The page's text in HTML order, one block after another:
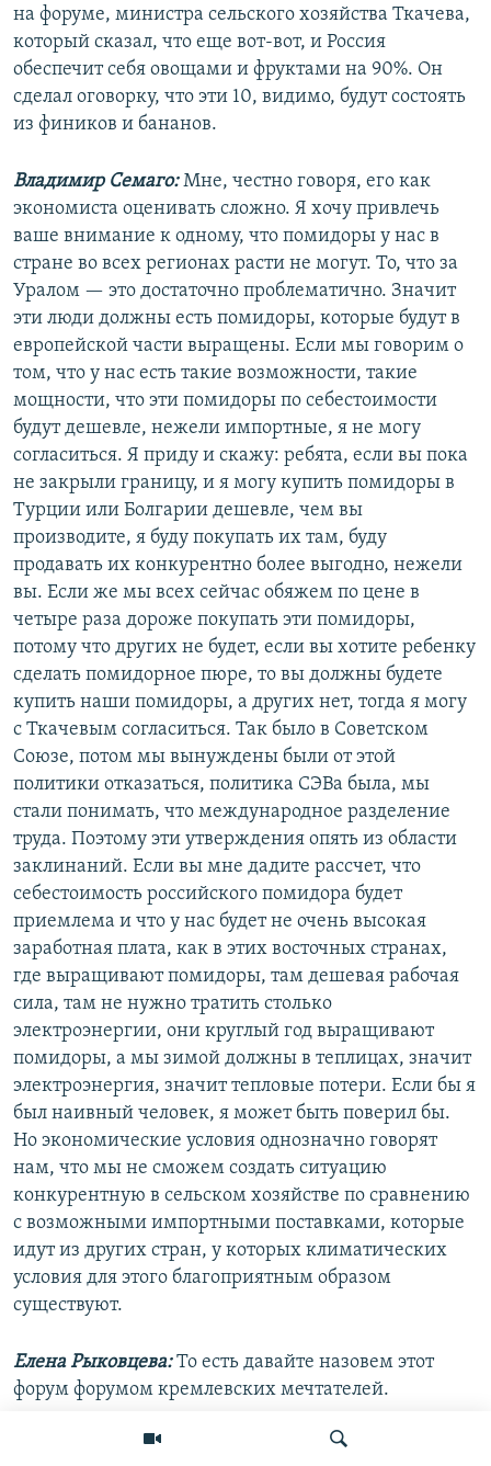
на форуме, министра сельского хозяйства Ткачева,
который сказал, что еще вот-вот, и Россия
обеспечит себя овощами и фруктами на 90%. Он
сделал оговорку, что эти 10, видимо, будут состоять
из фиников и бананов.
Владимир Семаго:Мне, честно говоря, его как
экономиста оценивать сложно. Я хочу привлечь
ваше внимание к одному, что помидоры у нас в
стране во всех регионах расти не могут. То, что за
Уралом — это достаточно проблематично. Значит
эти люди должны есть помидоры, которые будут в
европейской части выращены. Если мы говорим о
том, что у нас есть такие возможности, такие
мощности, что эти помидоры по себестоимости
будут дешевле, нежели импортные, я не могу
согласиться. Я приду и скажу: ребята, если вы пока
не закрыли границу, и я могу купить помидоры в
Турции или Болгарии дешевле, чем вы
производите, я буду покупать их там, буду
продавать их конкурентно более выгодно, нежели
вы. Если же мы всех сейчас обяжем по цене в
четыре раза дороже покупать эти помидоры,
потому что других не будет, если вы хотите ребенку
сделать помидорное пюре, то вы должны будете
купить наши помидоры, а других нет, тогда я могу
с Ткачевым согласиться. Так было в Советском
Союзе, потом мы вынуждены были от этой
политики отказаться, политика СЭВа была, мы
стали понимать, что международное разделение
труда. Поэтому эти утверждения опять из области
заклинаний. Если вы мне дадите рассчет, что
себестоимость российского помидора будет
приемлема и что у нас будет не очень высокая
заработная плата, как в этих восточных странах,
где выращивают помидоры, там дешевая рабочая
сила, там не нужно тратить столько
электроэнергии, они круглый год выращивают
помидоры, а мы зимой должны в теплицах, значит
электроэнергия, значит тепловые потери. Если бы я
был наивный человек, я может быть поверил бы.
Но экономические условия однозначно говорят
нам, что мы не сможем создать ситуацию
конкурентную в сельском хозяйстве по сравнению
с возможными импортными поставками, которые
идут из других стран, у которых климатических
условия для этого благоприятным образом
существуют.
Елена Рыковцева:То есть давайте назовем этот
форум форумом кремлевских мечтателей.
Владимир Семаго:
Скорее это жесткие